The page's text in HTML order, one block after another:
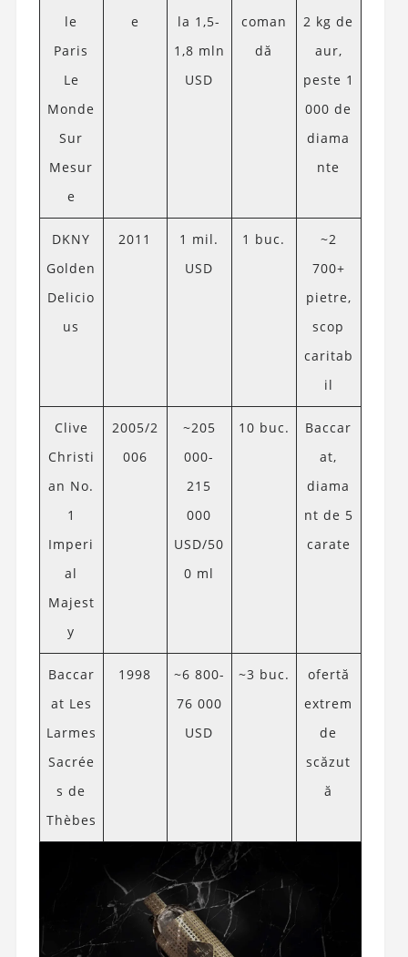
le
Paris
Le
Monde
Sur
Mesur
e
e
la 1,5-
1,8 mln
USD
coman
dă
2 kg de
aur,
peste 1
000 de
diama
nte
DKNY
Golden
Delicio
us
2011
1 mil.
USD
1 buc.
~2
700+
pietre,
scop
caritab
il
Clive
Christi
an No.
1
Imperi
al
Majest
y
2005/2
006
~205
000-
215
000
USD/50
0 ml
10 buc.
Baccar
at,
diama
nt de 5
carate
Baccar
at Les
Larmes
Sacrée
s de
Thèbes
1998
~6 800-
76 000
USD
~3 buc.
ofertă
extrem
de
scăzut
ă